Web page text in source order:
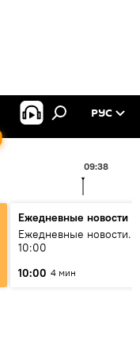
РУС
09:38
Ежедневные новости
Ежедневные новости.
10:00
10:00 4 мин